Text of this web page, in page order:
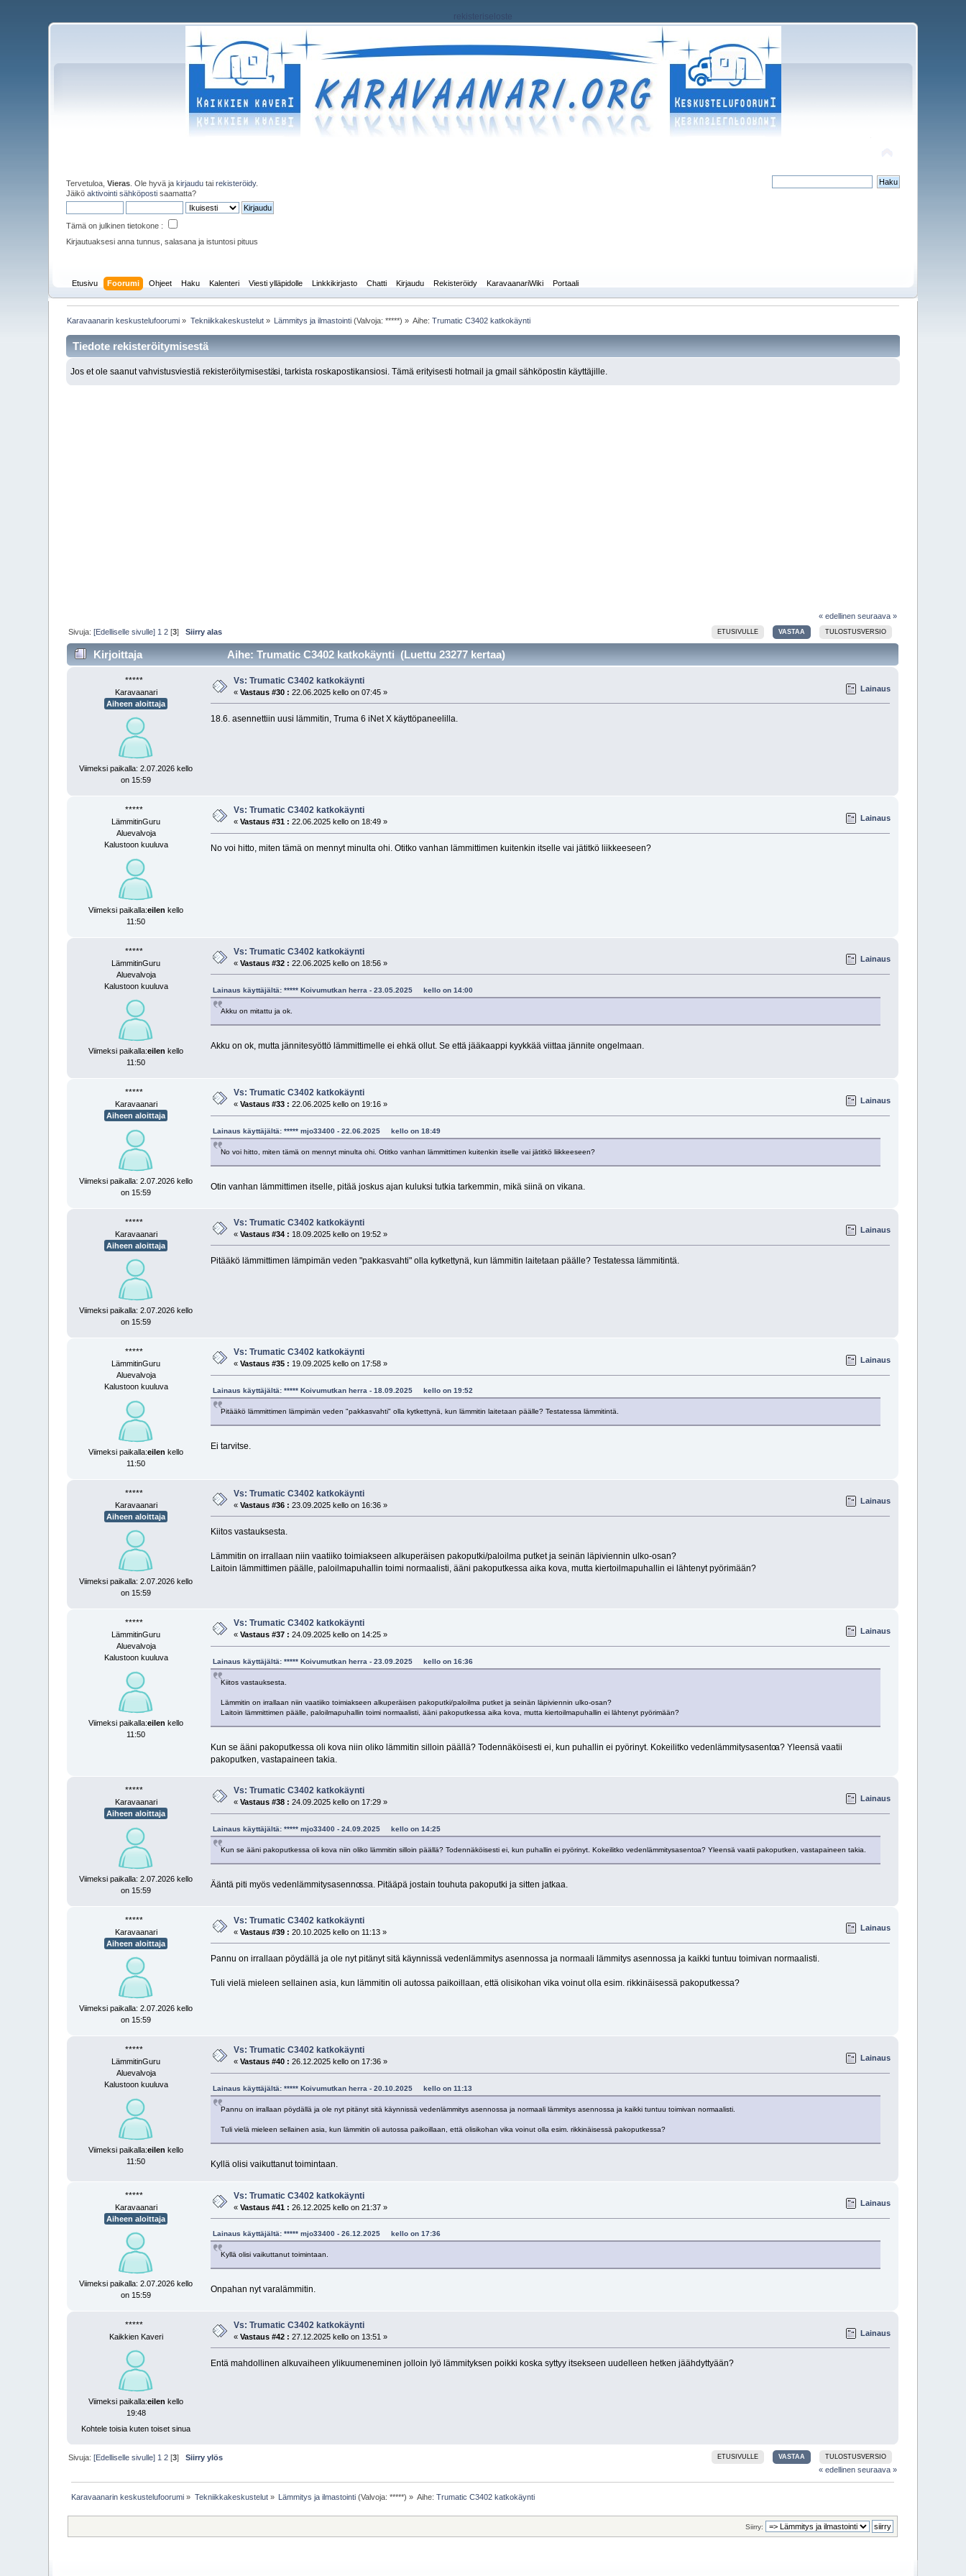
rekisteriseloste
Tervetuloa,Vieras . Ole hyvä jakirjaudu tairekisteröidy.
Jäiköaktivointi sähköposti saamatta?
Tämä on julkinen tietokone :
Kirjautuaksesi anna tunnus, salasana ja istuntosi pituus
Etusivu Foorumi Ohjeet Haku Kalenteri Viesti ylläpidolle Linkkikirjasto Chatti Kirjaudu Rekisteröidy KaravaanariWiki Portaali
Karavaanarin keskustelufoorumi » Tekniikkakeskustelut» Lämmitys ja ilmastointi (Valvoja: *****) » Aihe:Trumatic C3402 katkokäynti
Tiedote rekisteröitymisestä
Jos et ole saanut vahvistusviestiä rekisteröitymisestäsi, tarkista roskapostikansiosi. Tämä erityisesti hotmail ja gmail sähköpostin käyttäjille.
« edellinen seuraava »
ETUSIVULLE VASTAA TULOSTUSVERSIO
Sivuja: [Edelliselle sivulle] 1 2 [3]Siirry alas
Kirjoittaja Aihe: Trumatic C3402 katkokäynti (Luettu 23277 kertaa)
*****
Karavaanari
Aiheen aloittaja
Viimeksi paikalla: 2.07.2026 kello
on 15:59
Vs: Trumatic C3402 katkokäynti
«Vastaus #30 : 22.06.2025 kello on 07:45 » Lainaus
18.6. asennettiin uusi lämmitin, Truma 6 iNet X käyttöpaneelilla.
*****
LämmitinGuru
Aluevalvoja
Kalustoon kuuluva
Viimeksi paikalla:eilen kello
11:50
Vs: Trumatic C3402 katkokäynti
«Vastaus #31 : 22.06.2025 kello on 18:49 » Lainaus
No voi hitto, miten tämä on mennyt minulta ohi. Otitko vanhan lämmittimen kuitenkin itselle vai jätitkö liikkeeseen?
*****
LämmitinGuru
Aluevalvoja
Kalustoon kuuluva
Viimeksi paikalla:eilen kello
11:50
Vs: Trumatic C3402 katkokäynti
«Vastaus #32 : 22.06.2025 kello on 18:56 » Lainaus
Lainaus käyttäjältä: ***** Koivumutkan herra - 23.05.2025 kello on 14:00
Akku on mitattu ja ok.
Akku on ok, mutta jännitesyöttö lämmittimelle ei ehkä ollut. Se että jääkaappi kyykkää viittaa jännite ongelmaan.
*****
Karavaanari
Aiheen aloittaja
Viimeksi paikalla: 2.07.2026 kello
on 15:59
Vs: Trumatic C3402 katkokäynti
«Vastaus #33 : 22.06.2025 kello on 19:16 » Lainaus
Lainaus käyttäjältä: ***** mjo33400 - 22.06.2025 kello on 18:49
No voi hitto, miten tämä on mennyt minulta ohi. Otitko vanhan lämmittimen kuitenkin itselle vai jätitkö liikkeeseen?
Otin vanhan lämmittimen itselle, pitää joskus ajan kuluksi tutkia tarkemmin, mikä siinä on vikana.
*****
Karavaanari
Aiheen aloittaja
Viimeksi paikalla: 2.07.2026 kello
on 15:59
Vs: Trumatic C3402 katkokäynti
«Vastaus #34 : 18.09.2025 kello on 19:52 » Lainaus
Pitääkö lämmittimen lämpimän veden "pakkasvahti" olla kytkettynä, kun lämmitin laitetaan päälle? Testatessa lämmitintä.
*****
LämmitinGuru
Aluevalvoja
Kalustoon kuuluva
Viimeksi paikalla:eilen kello
11:50
Vs: Trumatic C3402 katkokäynti
«Vastaus #35 : 19.09.2025 kello on 17:58 » Lainaus
Lainaus käyttäjältä: ***** Koivumutkan herra - 18.09.2025 kello on 19:52
Pitääkö lämmittimen lämpimän veden "pakkasvahti" olla kytkettynä, kun lämmitin laitetaan päälle? Testatessa lämmitintä.
Ei tarvitse.
*****
Karavaanari
Aiheen aloittaja
Viimeksi paikalla: 2.07.2026 kello
on 15:59
Vs: Trumatic C3402 katkokäynti
«Vastaus #36 : 23.09.2025 kello on 16:36 » Lainaus
Kiitos vastauksesta.
Lämmitin on irrallaan niin vaatiiko toimiakseen alkuperäisen pakoputki/paloilma putket ja seinän läpiviennin ulko-osan?
Laitoin lämmittimen päälle, paloilmapuhallin toimi normaalisti, ääni pakoputkessa aika kova, mutta kiertoilmapuhallin ei lähtenyt pyörimään?
*****
LämmitinGuru
Aluevalvoja
Kalustoon kuuluva
Viimeksi paikalla:eilen kello
11:50
Vs: Trumatic C3402 katkokäynti
«Vastaus #37 : 24.09.2025 kello on 14:25 » Lainaus
Lainaus käyttäjältä: ***** Koivumutkan herra - 23.09.2025 kello on 16:36
Kiitos vastauksesta.
Lämmitin on irrallaan niin vaatiiko toimiakseen alkuperäisen pakoputki/paloilma putket ja seinän läpiviennin ulko-osan?
Laitoin lämmittimen päälle, paloilmapuhallin toimi normaalisti, ääni pakoputkessa aika kova, mutta kiertoilmapuhallin ei lähtenyt pyörimään?
Kun se ääni pakoputkessa oli kova niin oliko lämmitin silloin päällä? Todennäköisesti ei, kun puhallin ei pyörinyt. Kokeilitko vedenlämmitysasentoa? Yleensä vaatii
pakoputken, vastapaineen takia.
*****
Karavaanari
Aiheen aloittaja
Viimeksi paikalla: 2.07.2026 kello
on 15:59
Vs: Trumatic C3402 katkokäynti
«Vastaus #38 : 24.09.2025 kello on 17:29 » Lainaus
Lainaus käyttäjältä: ***** mjo33400 - 24.09.2025 kello on 14:25
Kun se ääni pakoputkessa oli kova niin oliko lämmitin silloin päällä? Todennäköisesti ei, kun puhallin ei pyörinyt. Kokeilitko vedenlämmitysasentoa? Yleensä vaatii pakoputken, vastapaineen takia.
Ääntä piti myös vedenlämmitysasennossa. Pitääpä jostain touhuta pakoputki ja sitten jatkaa.
*****
Karavaanari
Aiheen aloittaja
Viimeksi paikalla: 2.07.2026 kello
on 15:59
Vs: Trumatic C3402 katkokäynti
«Vastaus #39 : 20.10.2025 kello on 11:13 » Lainaus
Pannu on irrallaan pöydällä ja ole nyt pitänyt sitä käynnissä vedenlämmitys asennossa ja normaali lämmitys asennossa ja kaikki tuntuu toimivan normaalisti.
Tuli vielä mieleen sellainen asia, kun lämmitin oli autossa paikoillaan, että olisikohan vika voinut olla esim. rikkinäisessä pakoputkessa?
*****
LämmitinGuru
Aluevalvoja
Kalustoon kuuluva
Viimeksi paikalla:eilen kello
11:50
Vs: Trumatic C3402 katkokäynti
«Vastaus #40 : 26.12.2025 kello on 17:36 » Lainaus
Lainaus käyttäjältä: ***** Koivumutkan herra - 20.10.2025 kello on 11:13
Pannu on irrallaan pöydällä ja ole nyt pitänyt sitä käynnissä vedenlämmitys asennossa ja normaali lämmitys asennossa ja kaikki tuntuu toimivan normaalisti.
Tuli vielä mieleen sellainen asia, kun lämmitin oli autossa paikoillaan, että olisikohan vika voinut olla esim. rikkinäisessä pakoputkessa?
Kyllä olisi vaikuttanut toimintaan.
*****
Karavaanari
Aiheen aloittaja
Viimeksi paikalla: 2.07.2026 kello
on 15:59
Vs: Trumatic C3402 katkokäynti
«Vastaus #41 : 26.12.2025 kello on 21:37 » Lainaus
Lainaus käyttäjältä: ***** mjo33400 - 26.12.2025 kello on 17:36
Kyllä olisi vaikuttanut toimintaan.
Onpahan nyt varalämmitin.
*****
Kaikkien Kaveri
Viimeksi paikalla:eilen kello
19:48
Kohtele toisia kuten toiset sinua
Vs: Trumatic C3402 katkokäynti
«Vastaus #42 : 27.12.2025 kello on 13:51 » Lainaus
Entä mahdollinen alkuvaiheen ylikuumeneminen jolloin lyö lämmityksen poikki koska syttyy itsekseen uudelleen hetken jäähdyttyään?
ETUSIVULLE VASTAA TULOSTUSVERSIO
Sivuja:[Edelliselle sivulle] 1 2 [3]Siirry ylös
« edellinen seuraava »
Karavaanarin keskustelufoorumi » Tekniikkakeskustelut» Lämmitys ja ilmastointi (Valvoja: *****) » Aihe:Trumatic C3402 katkokäynti
Siirry: